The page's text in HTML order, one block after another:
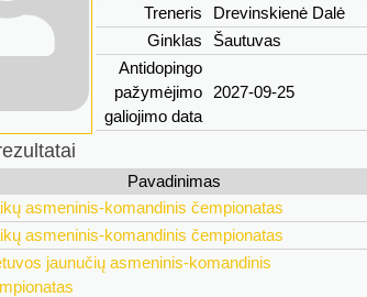
Treneris
Drevinskienė Dalė
Ginklas
Šautuvas
Antidopingo
pažymėjimo
galiojimo data
2027-09-25
Pavadinimas
asmeninis-komandinis čempionatas
asmeninis-komandinis čempionatas
jaunučių asmeninis-komandinis